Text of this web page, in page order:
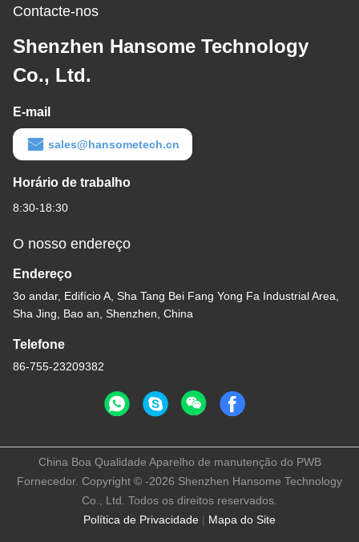
Contacte-nos
Shenzhen Hansome Technology
Co., Ltd.
E-mail
sales@hansometech.cn
Horário de trabalho
8:30-18:30
O nosso endereço
Endereço
3o andar, Edifício A, Sha Tang Bei Fang Yong Fa Industrial Area,
Sha Jing, Bao an, Shenzhen, China
Telefone
86-755-23209382
Política de Privacidade | Mapa do Site
China Boa Qualidade Aparelho de manutenção do PWB
Fornecedor. Copyright © -2026 Shenzhen Hansome Technology
Co., Ltd. Todos os direitos reservados.